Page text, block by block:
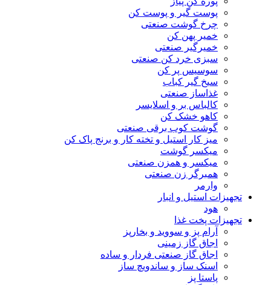
پوست گیر و پوست کن
چرخ گوشت صنعتی
خمیر پهن کن
خمیرگیر صنعتی
سبزی خرد کن صنعتی
سوسیس پر کن
سیخ گیر کباب
غذاساز صنعتی
کالباس بر و اسلایسر
کاهو خشک کن
گوشت کوب برقی صنعتی
میز کار استیل و تخته کار و برنج پاک کن
میکسر گوشت
میکسر و همزن صنعتی
همبرگر زن صنعتی
وارمر
تجهیزات استیل و انبار
هود
تجهیزات پخت غذا
آرام پز و سووید و بخارپز
اجاق گاز زمینی
اجاق گاز صنعتی فردار و ساده
اسنک ساز و ساندویچ ساز
پاستا پز